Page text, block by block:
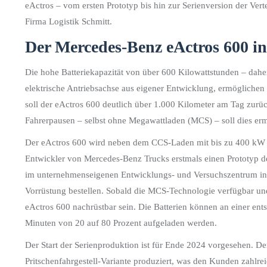
eActros – vom ersten Prototyp bis hin zur Serienversion der
Firma Logistik Schmitt.
Der Mercedes-Benz eActros 600
Die hohe Batteriekapazität von über 600 Kilowattstunden –
elektrische Antriebsachse aus eigener Entwicklung,
soll der eActros 600 deutlich über 1.000 Kilometer am Tag
Fahrerpausen – selbst ohne Megawattladen (MCS) – soll dies
Der eActros 600 wird neben dem CCS-Laden mit bis zu 400
Entwickler von Mercedes-Benz Trucks erstmals einen Prototyp
im unternehmenseigenen Entwicklungs- und Versuchszentrum
Vorrüstung bestellen. Sobald die MCS-Technologie verfügbar
eActros 600 nachrüstbar sein. Die Batterien können an einer
Minuten von 20 auf 80 Prozent aufgeladen werden.
Der Start der Serienproduktion ist für Ende 2024 vorgesehen.
Pritschenfahrgestell-Variante produziert, was den Kunden